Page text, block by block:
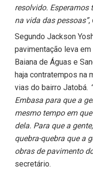
resolvido. Esperamos
na vida das pessoas”,
Segundo Jackson
pavimentação leva
Baiana de Águas e
haja contratempos na
vias do bairro Jatobá.
Embasa para que a
mesmo tempo em
dela. Para que a
quebra-quebra que a
obras de pavimento
secretário.